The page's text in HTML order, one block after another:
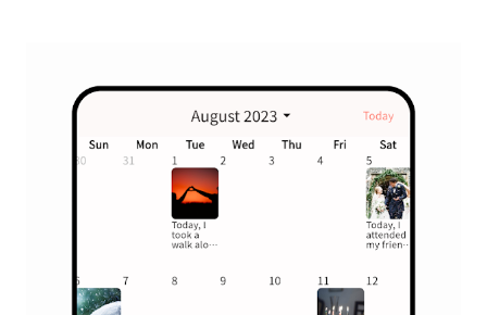
(multiplataforma gratis). Entradas decorables con fotos y
stickers. Almacenamiento cifrado + bloqueo por contraseña
/ huella. App coreana con excelente soporte en hangul.
Extras Etiquetas y búsqueda para localizar entradas
rápidamente. Copia de seguridad automática reduce riesgo
de pérdida. Memo, Recuerdos del día, D-Day, gestor de
metas, plan anual, cápsula del tiempo. Desventaja Lanzada
en 202...